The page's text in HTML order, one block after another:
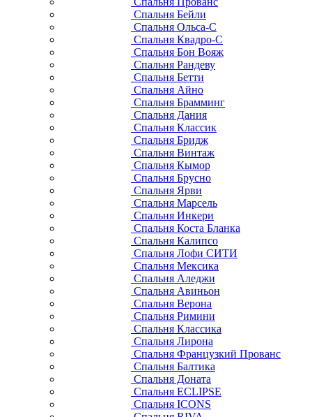
Спальня Бейли
Спальня Ольса-С
Спальня Квадро-С
Спальня Бон Вояж
Спальня Рандеву
Спальня Бетти
Спальня Айно
Спальня Брамминг
Спальня Дания
Спальня Классик
Спальня Бридж
Спальня Винтаж
Спальня Кымор
Спальня Брусно
Спальня Ярви
Спальня Марсель
Спальня Инкери
Спальня Коста Бланка
Спальня Калипсо
Спальня Лофи СИТИ
Спальня Мексика
Спальня Аледжи
Спальня Авиньон
Спальня Верона
Спальня Римини
Спальня Классика
Спальня Лирона
Спальня Французкий Прованс
Спальня Балтика
Спальня Доната
Спальня ECLIPSE
Спальня ICONS